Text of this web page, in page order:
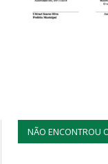
NÃO ENCONTROU